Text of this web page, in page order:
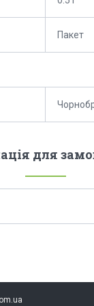
Пакет
для